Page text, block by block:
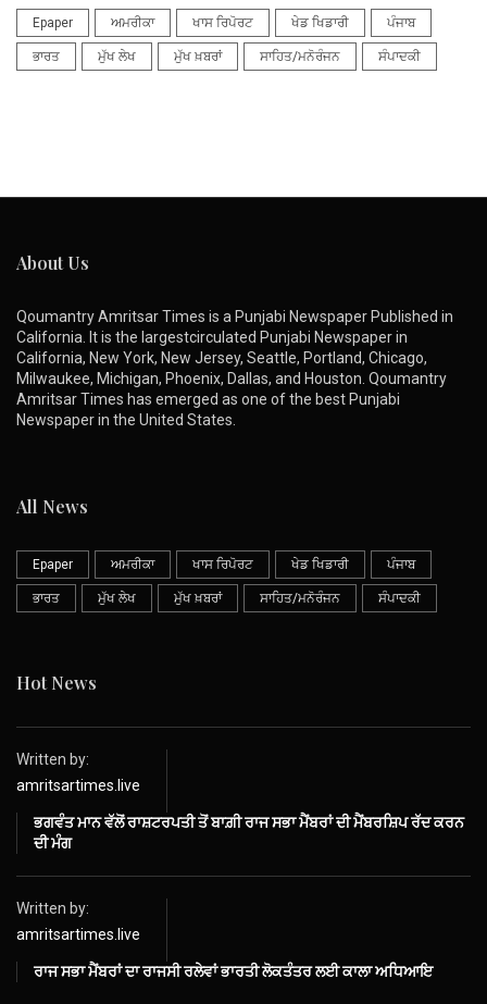
Epaper ਅਮਰੀਕਾ ਖਾਸ ਰਿਪੋਰਟ ਖੇਡ ਖਿਡਾਰੀ ਪੰਜਾਬ
ਭਾਰਤ ਮੁੱਖ ਲੇਖ ਮੁੱਖ ਖ਼ਬਰਾਂ ਸਾਹਿਤ/ਮਨੋਰੰਜਨ ਸੰਪਾਦਕੀ
About Us
Qoumantry Amritsar Times is a Punjabi Newspaper Published in
California. It is the largestcirculated Punjabi Newspaper in
California, New York, New Jersey, Seattle, Portland, Chicago,
Milwaukee, Michigan, Phoenix, Dallas, and Houston. Qoumantry
Amritsar Times has emerged as one of the best Punjabi
Newspaper in the United States.
All News
Epaper ਅਮਰੀਕਾ ਖਾਸ ਰਿਪੋਰਟ ਖੇਡ ਖਿਡਾਰੀ ਪੰਜਾਬ
ਭਾਰਤ ਮੁੱਖ ਲੇਖ ਮੁੱਖ ਖ਼ਬਰਾਂ ਸਾਹਿਤ/ਮਨੋਰੰਜਨ ਸੰਪਾਦਕੀ
Hot News
Written by:
amritsartimes.live
ਭਗਵੰਤ ਮਾਨ ਵੱਲੋਂ ਰਾਸ਼ਟਰਪਤੀ ਤੋਂ ਬਾਗ਼ੀ ਰਾਜ ਸਭਾ ਮੈਂਬਰਾਂ ਦੀ ਮੈਂਬਰਸ਼ਿਪ ਰੱਦ ਕਰਨ
ਦੀ ਮੰਗ
Written by:
amritsartimes.live
ਰਾਜ ਸਭਾ ਮੈਂਬਰਾਂ ਦਾ ਰਾਜਸੀ ਰਲੇਵਾਂ ਭਾਰਤੀ ਲੋਕਤੰਤਰ ਲਈ ਕਾਲਾ ਅਧਿਆਇ